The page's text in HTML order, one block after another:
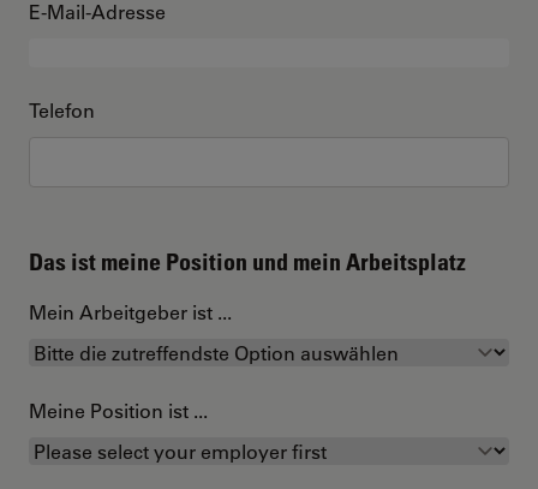
E-Mail-Adresse
Telefon
Das ist meine Position und mein Arbeitsplatz
Mein Arbeitgeber ist ...
Meine Position ist ...